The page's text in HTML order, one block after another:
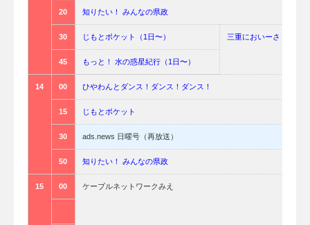
20 知りたい！ みんなの県政
30 じもとポケット（1日〜） 三重においーさ（16日
45 もっと！ 水の惑星紀行（1日〜）
14 00 ひやわんとダンス！ダンス！ダンス！
15 じもとポケット
30 ads.news 日曜号（再放送）
50 知りたい！ みんなの県政
15 00 ケーブルネットワークみえ